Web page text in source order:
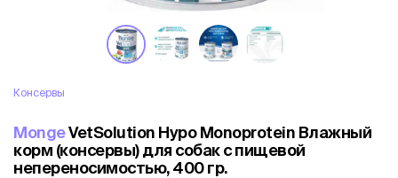
Консервы
MongeVetSolution Hypo Monoprotein Влажный
корм (консервы) для собак с пищевой
непереносимостью, 400 гр.